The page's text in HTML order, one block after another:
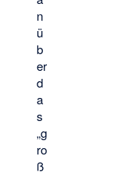
n
ü
b
er
d
a
s
„g
ro
ß